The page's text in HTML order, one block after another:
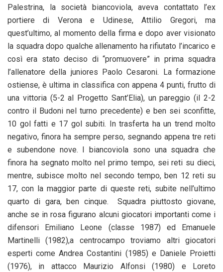
Palestrina, la società biancoviola, aveva contattato l’ex
portiere di Verona e Udinese, Attilio Gregori, ma
quest’ultimo, al momento della firma e dopo aver visionato
la squadra dopo qualche allenamento ha rifiutato l’incarico e
così era stato deciso di “promuovere” in prima squadra
l’allenatore della juniores Paolo Cesaroni. La formazione
ostiense, è ultima in classifica con appena 4 punti, frutto di
una vittoria (5-2 al Progetto Sant’Elia), un pareggio (il 2-2
contro il Budoni nel turno precedente) e ben sei sconfitte,
10 gol fatti e 17 gol subiti. In trasferta ha un trend molto
negativo, finora ha sempre perso, segnando appena tre reti
e subendone nove. I biancoviola sono una squadra che
finora ha segnato molto nel primo tempo, sei reti su dieci,
mentre, subisce molto nel secondo tempo, ben 12 reti su
17, con la maggior parte di queste reti, subite nell’ultimo
quarto di gara, ben cinque. Squadra piuttosto giovane,
anche se in rosa figurano alcuni giocatori importanti come i
difensori Emiliano Leone (classe 1987) ed Emanuele
Martinelli (1982),a centrocampo troviamo altri giocatori
esperti come Andrea Costantini (1985) e Daniele Proietti
(1976), in attacco Maurizio Alfonsi (1980) e Loreto